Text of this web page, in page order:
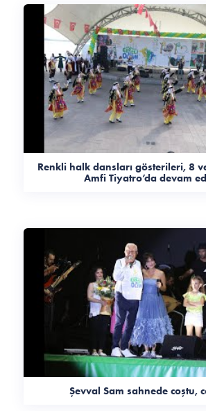
Renkli halk dansları gösterileri, 8
Amfi Tiyatro’da devam
Şevval Sam sahnede coştu,